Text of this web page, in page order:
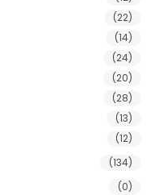
(22)
(14)
(24)
(20)
(28)
(13)
(12)
(134)
(0)